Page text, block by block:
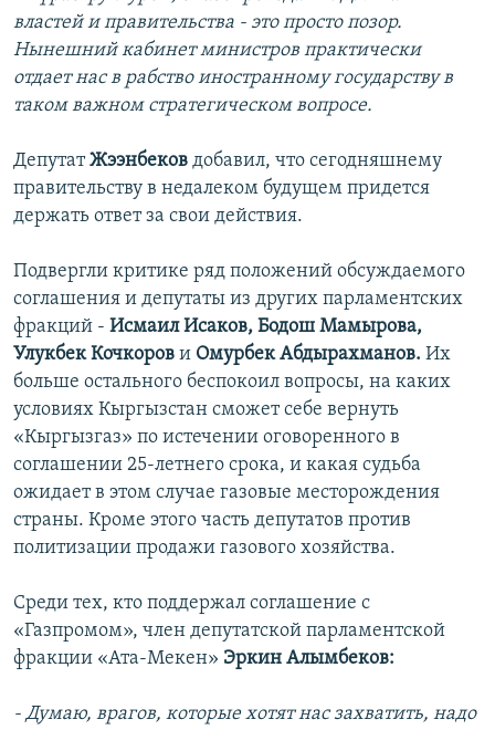
властей и правительства - это просто позор.
Нынешний кабинет министров практически
отдает нас в рабство иностранному государству в
таком важном стратегическом вопросе.
ДепутатЖээнбеков добавил, что сегодняшнему
правительству в недалеком будущем придется
держать ответ за свои действия.
Подвергли критике ряд положений обсуждаемого
соглашения и депутаты из других парламентских
фракций - Исмаил Исаков, Бодош Мамырова,
Улукбек Кочкоров и Омурбек Абдырахманов. Их
больше остального беспокоил вопросы, на каких
условиях Кыргызстан сможет себе вернуть
«Кыргызгаз» по истечении оговоренного в
соглашении 25-летнего срока, и какая судьба
ожидает в этом случае газовые месторождения
страны. Кроме этого часть депутатов против
политизации продажи газового хозяйства.
Среди тех, кто поддержал соглашение с
«Газпромом», член депутатской парламентской
фракции «Ата-Мекен» Эркин Алымбеков:
- Думаю, врагов, которые хотят нас захватить, надо